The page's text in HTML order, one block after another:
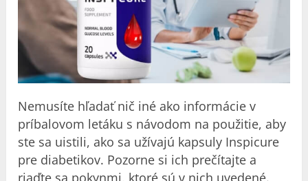
Nemusíte hľadať nič iné ako informácie v
príbalovom letáku s návodom na použitie, aby
ste sa uistili, ako sa užívajú kapsuly Inspicure
pre diabetikov. Pozorne si ich prečítajte a
riaďte sa pokynmi, ktoré sú v nich uvedené.